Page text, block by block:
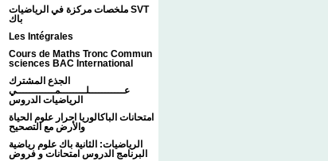
ملخصات مركزة في الرياضيات SVT
باك
Les Intégrales
Cours de Maths Tronc Commun
sciences BAC International
الجذع المشترك
عـــــــــــلــــــــمــــــــــــي
الرياضيات الدروس
امتحانات الباكالوريا احرار علوم الحياة
والأرض مع التصحيح
الرياضيات: الثانية باك علوم رياضية
البرنامج الدروس امتحانات و فروض